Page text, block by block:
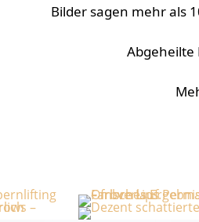
Bilder sagen mehr als
Abgeheilte